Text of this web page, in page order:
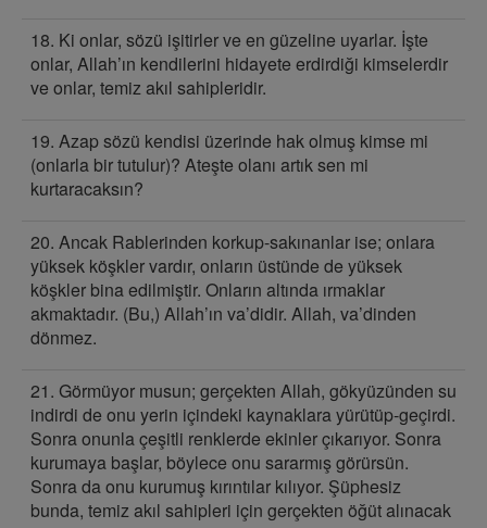
18. Ki onlar, sözü işitirler ve en güzeline uyarlar. İşte
onlar, Allah’ın kendilerini hidayete erdirdiği kimselerdir
ve onlar, temiz akıl sahipleridir.
19. Azap sözü kendisi üzerinde hak olmuş kimse mi
(onlarla bir tutulur)? Ateşte olanı artık sen mi
kurtaracaksın?
20. Ancak Rablerinden korkup-sakınanlar ise; onlara
yüksek köşkler vardır, onların üstünde de yüksek
köşkler bina edilmiştir. Onların altında ırmaklar
akmaktadır. (Bu,) Allah’ın va’didir. Allah, va’dinden
dönmez.
21. Görmüyor musun; gerçekten Allah, gökyüzünden su
indirdi de onu yerin içindeki kaynaklara yürütüp-geçirdi.
Sonra onunla çeşitli renklerde ekinler çıkarıyor. Sonra
kurumaya başlar, böylece onu sararmış görürsün.
Sonra da onu kurumuş kırıntılar kılıyor. Şüphesiz
bunda, temiz akıl sahipleri için gerçekten öğüt alınacak